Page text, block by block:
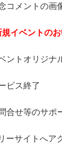
コメントの画
イベントのお
ントオリジナ
ビス終了
合せ等のサポ
ーサイトへ